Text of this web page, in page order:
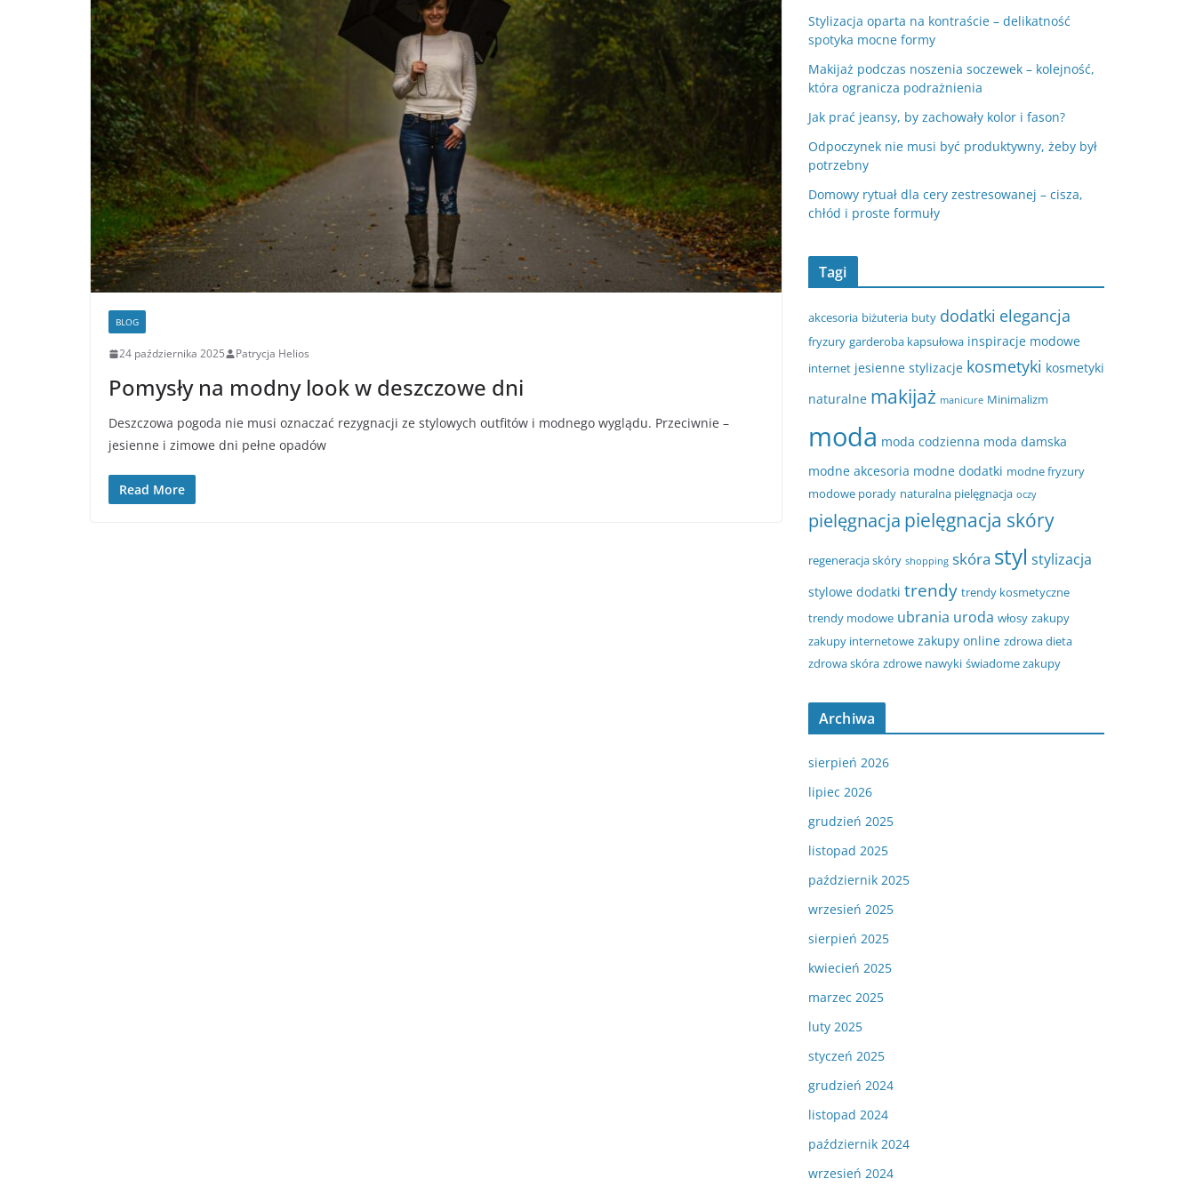
BLOG
24 października 2025 Patrycja Helios
Pomysły na modny look w deszczowe dni
Deszczowa pogoda nie musi oznaczać rezygnacji ze stylowych outfitów i modnego wyglądu. Przeciwnie –
jesienne i zimowe dni pełne opadów
Read More
Stylizacja oparta na kontraście – delikatność
spotyka mocne formy
Makijaż podczas noszenia soczewek – kolejność,
która ogranicza podrażnienia
Jak prać jeansy, by zachowały kolor i fason?
Odpoczynek nie musi być produktywny, żeby był
potrzebny
Domowy rytuał dla cery zestresowanej – cisza,
chłód i proste formuły
Tagi
akcesoria biżuteria buty dodatki elegancja
fryzury garderoba kapsułowa inspiracje modowe
internet jesienne stylizacje kosmetyki kosmetyki
naturalne makijaż manicure Minimalizm
moda moda codzienna moda damska
modne akcesoria modne dodatki modne fryzury
modowe porady naturalna pielęgnacja oczy
pielęgnacja pielęgnacja skóry
regeneracja skóry shopping skóra styl stylizacja
stylowe dodatki trendy trendy kosmetyczne
trendy modowe ubrania uroda włosy zakupy
zakupy internetowe zakupy online zdrowa dieta
zdrowa skóra zdrowe nawyki świadome zakupy
Archiwa
sierpień 2026
lipiec 2026
grudzień 2025
listopad 2025
październik 2025
wrzesień 2025
sierpień 2025
kwiecień 2025
marzec 2025
luty 2025
styczeń 2025
grudzień 2024
listopad 2024
październik 2024
wrzesień 2024